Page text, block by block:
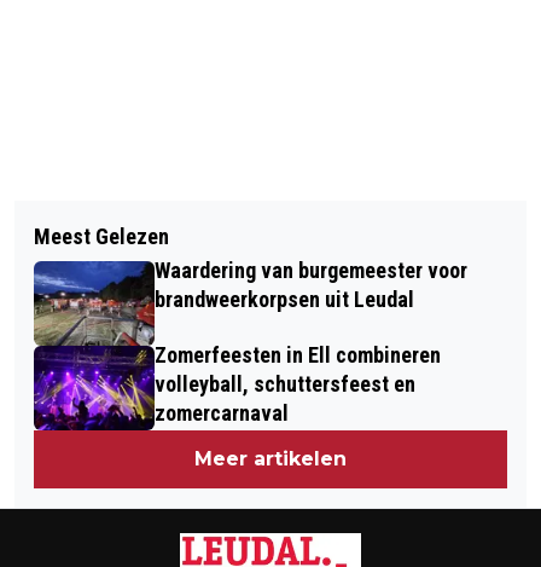
SLOOTJESDAG: BEESTJES IN EEN POEL
EERSTE KINDERKRANT NU OOK IN
LEUDAL
Meest Gelezen
Waardering van burgemeester voor
brandweerkorpsen uit Leudal
Zomerfeesten in Ell combineren
volleyball, schuttersfeest en
zomercarnaval
Meer artikelen